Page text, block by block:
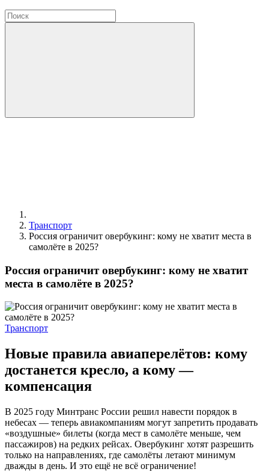
Транспорт
Россия ограничит овербукинг: кому не хватит места в
самолёте в 2025?
Россия ограничит овербукинг: кому не хватит
места в самолёте в 2025?
Транспорт
Новые правила авиаперелётов: кому
достанется кресло, а кому —
компенсация
В 2025 году Минтранс России решил навести порядок в
небесах — теперь авиакомпаниям могут запретить продавать
«воздушные» билеты (когда мест в самолёте меньше, чем
пассажиров) на редких рейсах. Овербукинг хотят разрешить
только на направлениях, где самолёты летают минимум
дважды в день. И это ещё не всё ограничение!